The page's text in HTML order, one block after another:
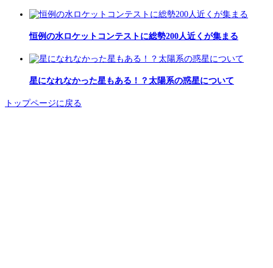
恒例の水ロケットコンテストに総勢200人近くが集まる
星になれなかった星もある！？太陽系の惑星について
トップページに戻る